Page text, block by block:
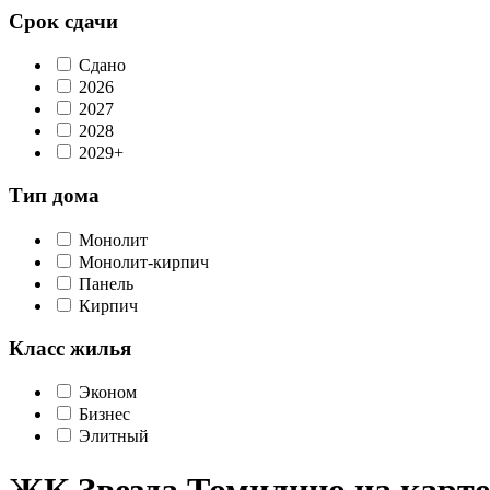
Срок сдачи
Сдано
2026
2027
2028
2029+
Тип дома
Монолит
Монолит-кирпич
Панель
Кирпич
Класс жилья
Эконом
Бизнес
Элитный